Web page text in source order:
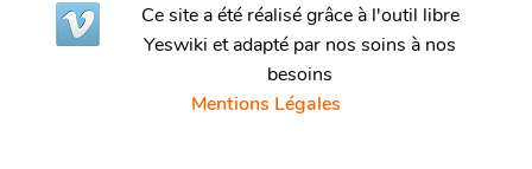
Ce site a été réalisé grâce à l'outil libre
Yeswiki et adapté par nos soins à nos
besoins
Mentions Légales